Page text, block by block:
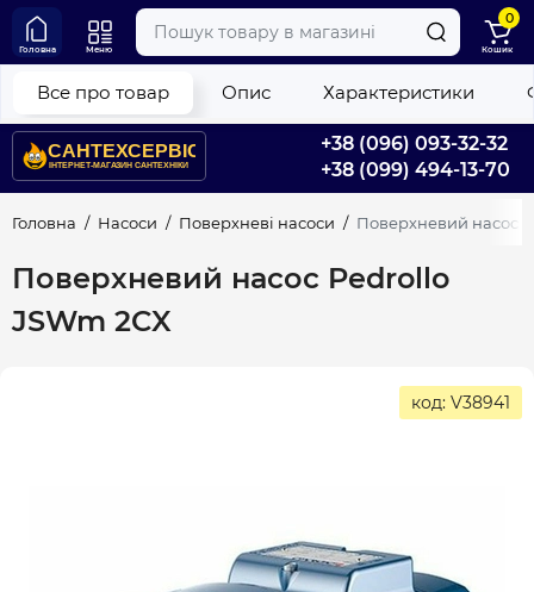
+38 (096) 093-32-32
+38 (099) 494-13-70
Головна Меню
0
Кошик
Головна Насоси Поверхневі насоси Поверхневий насос
Поверхневий насос Pedrollo
JSWm 2CX
Все про товар Опис Характеристики
код: V38941